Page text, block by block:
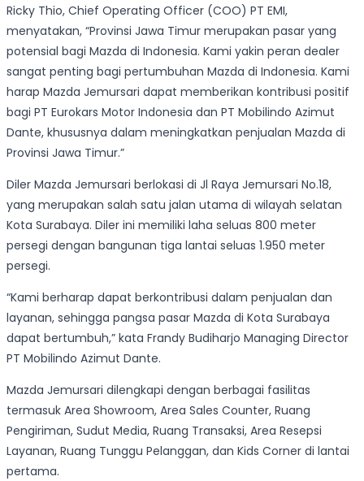
Ricky Thio, Chief Operating Officer (COO) PT EMI,
menyatakan, “Provinsi Jawa Timur merupakan pasar yang
potensial bagi Mazda di Indonesia. Kami yakin peran dealer
sangat penting bagi pertumbuhan Mazda di Indonesia. Kami
harap Mazda Jemursari dapat memberikan kontribusi positif
bagi PT Eurokars Motor Indonesia dan PT Mobilindo Azimut
Dante, khususnya dalam meningkatkan penjualan Mazda di
Provinsi Jawa Timur.”
Diler Mazda Jemursari berlokasi di Jl Raya Jemursari No.18,
yang merupakan salah satu jalan utama di wilayah selatan
Kota Surabaya. Diler ini memiliki laha seluas 800 meter
persegi dengan bangunan tiga lantai seluas 1.950 meter
persegi.
“Kami berharap dapat berkontribusi dalam penjualan dan
layanan, sehingga pangsa pasar Mazda di Kota Surabaya
dapat bertumbuh,” kata Frandy Budiharjo Managing Director
PT Mobilindo Azimut Dante.
Mazda Jemursari dilengkapi dengan berbagai fasilitas
termasuk Area Showroom, Area Sales Counter, Ruang
Pengiriman, Sudut Media, Ruang Transaksi, Area Resepsi
Layanan, Ruang Tunggu Pelanggan, dan Kids Corner di lantai
pertama.